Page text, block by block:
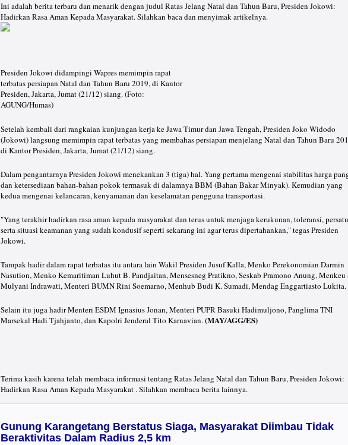
Ini adalah berita terbaru dan menarik dengan judul Ratas Jelang Natal dan Tahun Baru, Presiden Jokowi:
Hadirkan Rasa Aman Kepada Masyarakat. Silahkan baca dan menyimak artikelnya.
Presiden Jokowi didampingi Wapres memimpin rapat
terbatas persiapan Natal dan Tahun Baru 2019, di Kantor
Presiden, Jakarta, Jumat (21/12) siang. (Foto:
AGUNG/Humas)
Setelah kembali dari rangkaian kunjungan kerja ke Jawa Timur dan Jawa Tengah, Presiden Joko Widodo
(Jokowi) langsung memimpin rapat terbatas yang membahas persiapan menjelang Natal dan Tahun Baru
di Kantor Presiden, Jakarta, Jumat (21/12) siang.
Dalam pengantarnya Presiden Jokowi menekankan 3 (tiga) hal. Yang pertama mengenai stabilitas harga
dan ketersediaan bahan-bahan pokok termasuk di dalamnya BBM (Bahan Bakar Minyak). Kemudian yang
kedua mengenai kelancaran, kenyamanan dan keselamatan pengguna transportasi.
"Yang terakhir hadirkan rasa aman kepada masyarakat dan terus untuk menjaga kerukunan, toleransi,
serta situasi keamanan yang sudah kondusif seperti sekarang ini agar terus dipertahankan," tegas Presiden
Jokowi.
Tampak hadir dalam rapat terbatas itu antara lain Wakil Presiden Jusuf Kalla, Menko Perekonomian Darmin
Nasution, Menko Kemaritiman Luhut B. Pandjaitan, Mensesneg Pratikno, Seskab Pramono Anung, Menkeu
Mulyani Indrawati, Menteri BUMN Rini Soemarno, Menhub Budi K. Sumadi, Mendag Enggartiasto Lukita.
Selain itu juga hadir Menteri ESDM Ignasius Jonan, Menteri PUPR Basuki Hadimuljono, Panglima TNI
Marsekal Hadi Tjahjanto, dan Kapolri Jenderal Tito Karnavian.(MAY/AGG/ES)
Terima kasih karena telah membaca informasi tentang Ratas Jelang Natal dan Tahun Baru, Presiden Jokowi:
Hadirkan Rasa Aman Kepada Masyarakat . Silahkan membaca berita lainnya.
Gunung Karangetang Berstatus Siaga, Masyarakat Diimbau Tidak
Beraktivitas Dalam Radius 2,5 km